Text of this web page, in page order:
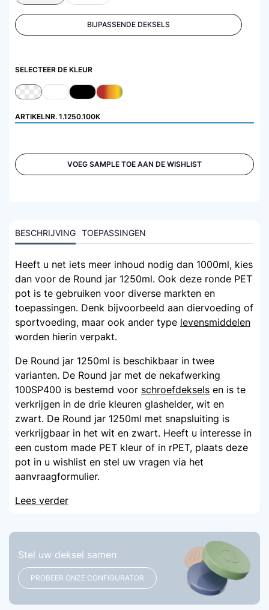
BIJPASSENDE DEKSELS
SELECTEER DE KLEUR
ARTIKELNR. 1.1250.100K
VOEG SAMPLE TOE AAN DE WISHLIST
BESCHRIJVING TOEPASSINGEN
Heeft u net iets meer inhoud nodig dan 1000ml, kies
dan voor de Round jar 1250ml. Ook deze ronde PET
pot is te gebruiken voor diverse markten en
toepassingen. Denk bijvoorbeeld aan diervoeding of
sportvoeding, maar ook ander type levensmiddelen
worden hierin verpakt.
De Round jar 1250ml is beschikbaar in twee
varianten. De Round jar met de nekafwerking
100SP400 is bestemd voor schroefdeksels en is te
verkrijgen in de drie kleuren glashelder, wit en
zwart. De Round jar 1250ml met snapsluiting is
verkrijgbaar in het wit en zwart. Heeft u interesse in
een custom made PET kleur of in rPET, plaats deze
pot in u wishlist en stel uw vragen via het
aanvraagformulier.
Lees verder
Stel uw deksel samen
PROBEER ONZE CONFIGURATOR